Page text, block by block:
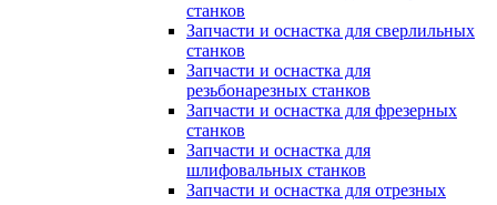
станков
Запчасти и оснастка для сверлильных
станков
Запчасти и оснастка для
резьбонарезных станков
Запчасти и оснастка для фрезерных
станков
Запчасти и оснастка для
шлифовальных станков
Запчасти и оснастка для отрезных